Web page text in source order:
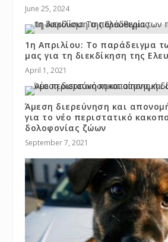
June 25, 2024
1η Απριλίου: Το παράδειγμα
μας για τη διεκδίκηση της
April 1, 2021
Άμεση διερεύνηση και
για το νέο περιστατικό
δολοφονίας ζώων
September 7, 2021